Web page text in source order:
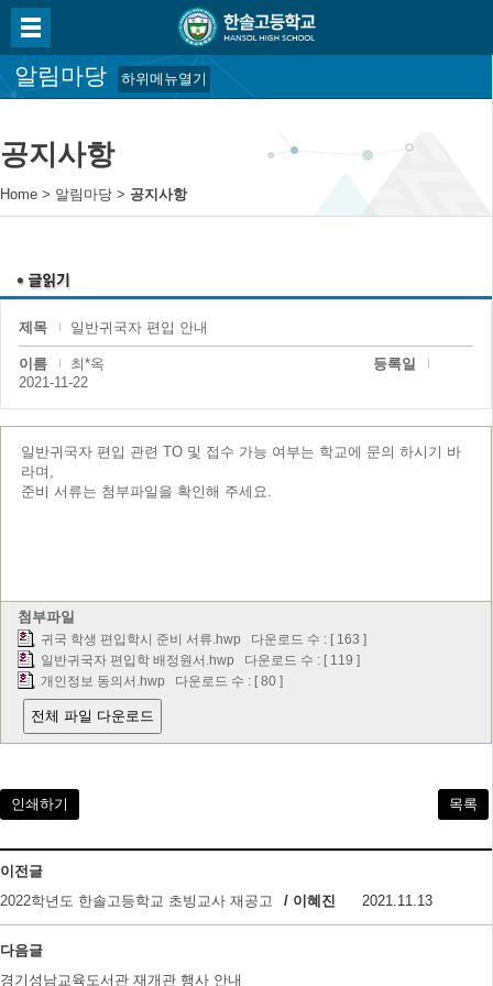
알림마당 하위메뉴열기
공지사항
Home > 알림마당 > 공지사항
제목 일반귀국자 편입 안내
이름 최*옥
등록일
2021-11-22
일반귀국자 편입 관련 TO 및 접수 가능 여부는 학교에 문의 하시기 바
라며,
준비 서류는 첨부파일을 확인해 주세요.
첨부파일
귀국 학생 편입학시 준비 서류.hwp 다운로드 수 : [ 163 ]
일반귀국자 편입학 배정원서.hwp 다운로드 수 : [ 119 ]
개인정보 동의서.hwp 다운로드 수 : [ 80 ]
전체 파일 다운로드
인쇄하기 목록
이전글
2022학년도 한솔고등학교 초빙교사 재공고
/ 이혜진 2021.11.13
다음글
경기성남교육도서관 재개관 행사 안내